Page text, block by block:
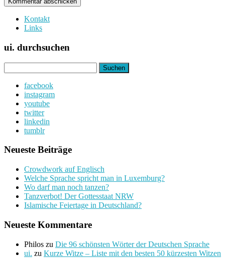
Kontakt
Links
ui. durchsuchen
nach:
facebook
instagram
youtube
twitter
linkedin
tumblr
Neueste Beiträge
Crowdwork auf Englisch
Welche Sprache spricht man in Luxemburg?
Wo darf man noch tanzen?
Tanzverbot! Der Gottesstaat NRW
Islamische Feiertage in Deutschland?
Neueste Kommentare
Philos zu Die 96 schönsten Wörter der Deutschen Sprache
ui. zu Kurze Witze – Liste mit den besten 50 kürzesten Witzen